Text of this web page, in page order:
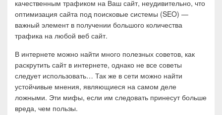
качественным трафиком на Ваш сайт, неудивительно, что
оптимизация сайта под поисковые системы (SEO) —
важный элемент в получении большого количества
трафика на любой веб сайт.
В интернете можно найти много полезных советов, как
раскрутить сайт в интернете, однако не все советы
следует использовать… Так же в сети можно найти
устойчивые мнения, являющиеся на самом деле
ложными. Эти мифы, если им следовать принесут больше
вреда, чем пользы.